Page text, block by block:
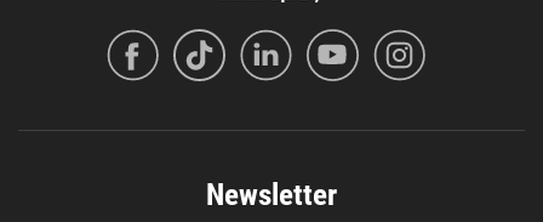
Newsletter